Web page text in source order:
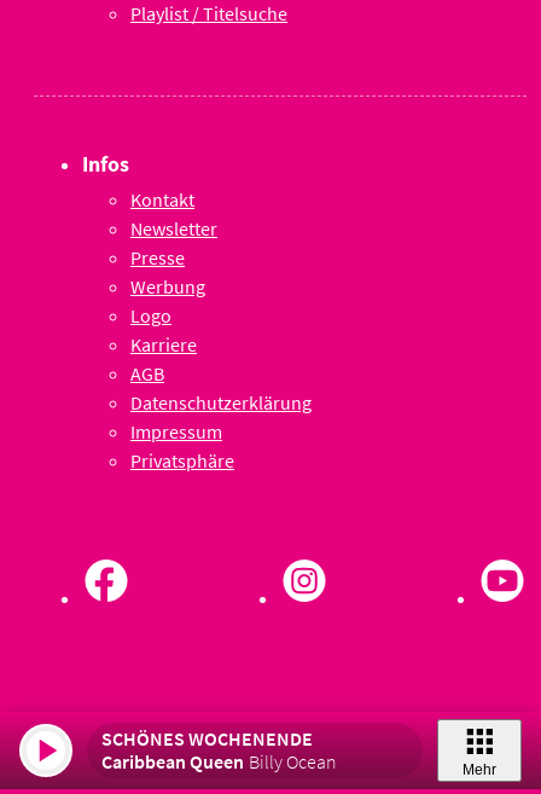
Playlist / Titelsuche
Infos
Kontakt
Newsletter
Presse
Werbung
Logo
Karriere
AGB
Datenschutzerklärung
Impressum
Privatsphäre
SCHÖNES WOCHENENDE
Caribbean Queen Billy Ocean Mehr